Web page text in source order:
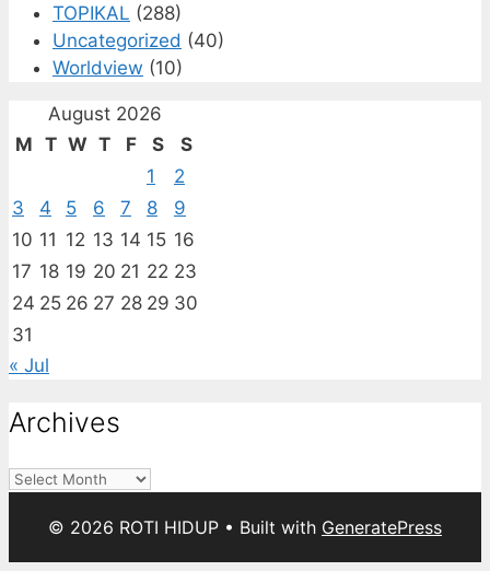
TOPIKAL (288)
Uncategorized (40)
Worldview (10)
August 2026
M T W T F S
S
1
2
3
4 5 6 7 8
9
10 11 12 13 14 15 16
17 18 19 20 21 22 23
24 25 26 27 28 29 30
31
« Jul
Archives
Archives
© 2026 ROTI HIDUP • Built with GeneratePress